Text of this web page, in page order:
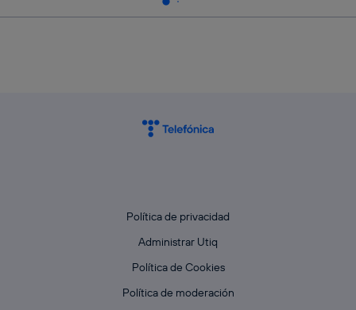
Política de privacidad
Administrar Utiq
Política de Cookies
Política de moderación